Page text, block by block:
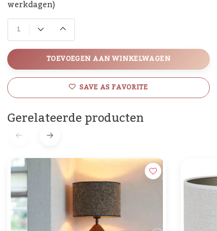
werkdagen)
TOEVOEGEN AAN WINKELWAGEN
SAVE AS FAVORITE
Gerelateerde producten